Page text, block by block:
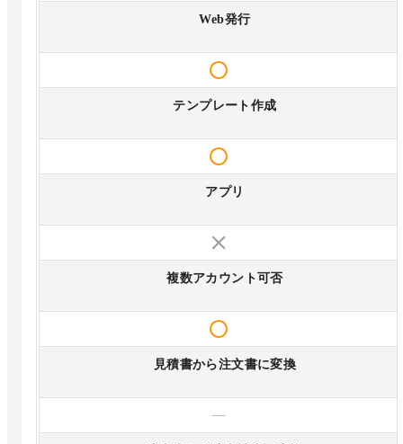
Web発行
テンプレート作成
アプリ
複数アカウント可否
見積書から注文書に変換
—